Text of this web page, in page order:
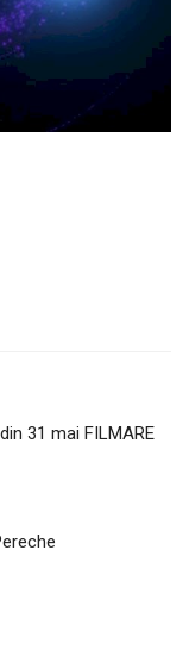
31 mai FILMARE